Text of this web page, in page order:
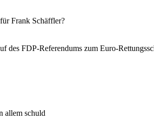
Frank Schäffler?
des FDP-Referendums zum Euro-
allem schuld